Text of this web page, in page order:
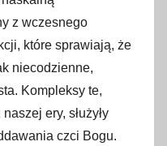
z wczesnego
które sprawiają, że
niecodzienne,
Kompleksy te,
ery, służyły
czci Bogu.